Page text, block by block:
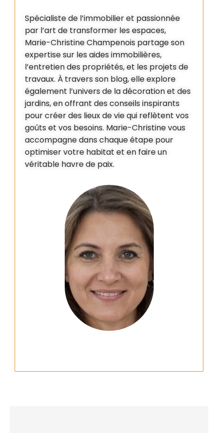
Spécialiste de l’immobilier et passionnée
par l’art de transformer les espaces,
Marie-Christine Champenois partage son
expertise sur les aides immobilières,
l’entretien des propriétés, et les projets de
travaux. À travers son blog, elle explore
également l’univers de la décoration et des
jardins, en offrant des conseils inspirants
pour créer des lieux de vie qui reflètent vos
goûts et vos besoins. Marie-Christine vous
accompagne dans chaque étape pour
optimiser votre habitat et en faire un
véritable havre de paix.